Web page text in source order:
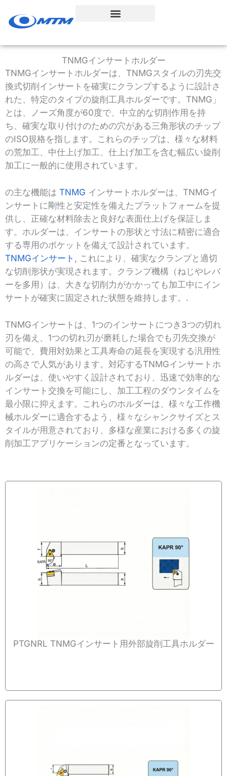
ン
へ
ス
キ
ッ
プ
TNMGインサートホルダー
TNMGインサートホルダーは、TNMGスタイルの刃先交
換式切削インサートを確実にクランプするように設計さ
れた、特定のタイプの旋削工具ホルダーです。TNMG」
とは、ノーズ角度が60度で、中立的な切削作用を持
ち、確実な取り付けのための穴がある三角形状のチップ
のISO規格を指します。これらのチップは、様々な材料
の荒加工、中仕上げ加工、仕上げ加工を含む幅広い旋削
加工に一般的に使用されています。
の主な機能は TNMG インサートホルダーは、TNMGイ
ンサートに剛性と安定性を備えたプラットフォームを提
供し、正確な材料除去と良好な表面仕上げを保証しま
す。ホルダーは、インサートの形状と寸法に精密に適合
する専用のポケットを備えて設計されています。
TNMGインサート , これにより、確実なクランプと適切
な切削形状が実現されます。クランプ機構（ねじやレバ
ーを多用）は、大きな切削力がかかっても加工中にイン
サートが確実に固定された状態を維持します。.
TNMGインサートは、1つのインサートにつき3つの切れ
刃を備え、1つの切れ刃が磨耗した場合でも刃先交換が
可能で、費用対効果と工具寿命の延長を実現する汎用性
の高さで人気があります。対応するTNMGインサートホ
ルダーは、使いやすく設計されており、迅速で効率的な
インサート交換を可能にし、加工工程のダウンタイムを
最小限に抑えます。これらのホルダーは、様々な工作機
械ホルダーに適合するよう、様々なシャンクサイズとス
タイルが用意されており、多様な産業における多くの旋
削加工アプリケーションの定番となっています。
PTGNRL TNMGインサート用外部旋削工具ホルダー